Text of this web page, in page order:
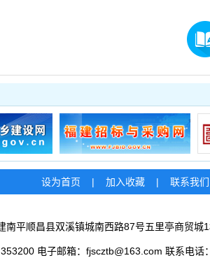
设为首页 | 加入收藏 | 联系我们
南平顺昌县双溪镇城南西路87号五里亭商贸城
电子邮箱：fjscztb@163.com 联系电话